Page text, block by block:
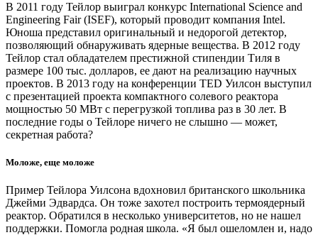
В 2011 году Тейлор выиграл конкурс International Science and
Engineering Fair (ISEF), который проводит компания Intel.
Юноша представил оригинальный и недорогой детектор,
позволяющий обнаруживать ядерные вещества. В 2012 году
Тейлор стал обладателем престижной стипендии Тиля в
размере 100 тыс. долларов, ее дают на реализацию научных
проектов. В 2013 году на конференции TED Уилсон выступил
с презентацией проекта компактного солевого реактора
мощностью 50 МВт с перегрузкой топлива раз в 30 лет. В
последние годы о Тейлоре ничего не слышно — может,
секретная работа?
Моложе, еще моложе
Пример Тейлора Уилсона вдохновил британского школьника
Джейми Эдвардса. Он тоже захотел построить термоядерный
реактор. Обратился в несколько университетов, но не нашел
поддержки. Помогла родная школа. «Я был ошеломлен и, надо